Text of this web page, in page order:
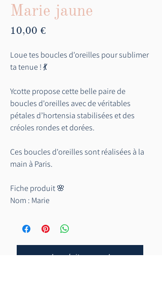
Marie jaune
10,00 €Prix
Loue tes boucles d'oreilles pour sublimer
ta tenue ! 💃
Ycotte propose cette belle paire de
boucles d'oreilles avec de véritables
pétales d’hortensia stabilisées et des
créoles rondes et dorées.
Ces boucles d'oreilles sont réalisées à la
main à Paris.
Fiche produit 🌸
Nom : Marie
Lieu de fabrication : France
Je souhaite essayer !